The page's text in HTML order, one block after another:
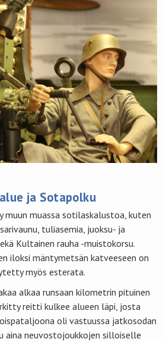
ja Sotapolku
muassa sotilaskalustoa, kuten
tuliasemia, juoksu- ja
Kultainen rauha -muistokorsu.
iloksi mäntymetsän katveeseen on
myös esterata.
alkaa runsaan kilometrin pituinen
reitti kulkee alueen läpi, josta
oli vastuussa jatkosodan
aina neuvostojoukkojen silloiselle